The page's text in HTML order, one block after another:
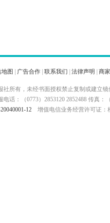
地图 广告合作 联系我们 法律声明 商
社所有，未经书面授权禁止复制或建立镜
电话：（0773）2853120 2852488 传真
12 增值电信业务经营许可证：